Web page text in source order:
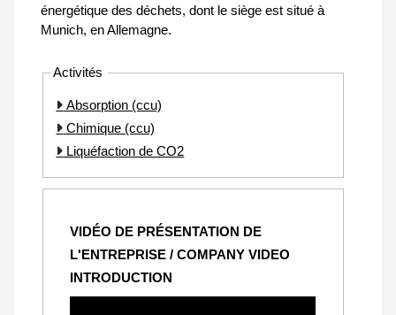
énergétique des déchets, dont le siège est situé à
Munich, en Allemagne.
Activités
Absorption (ccu)
Chimique (ccu)
Liquéfaction de CO2
VIDÉO DE PRÉSENTATION DE
L'ENTREPRISE / COMPANY VIDEO
INTRODUCTION